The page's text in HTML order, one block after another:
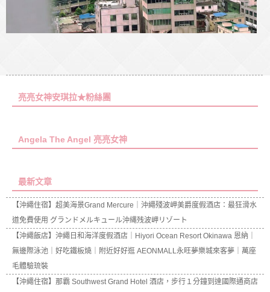
亮亮女神安琪拉★粉絲團
Angela The Angel 亮亮女神
最新文章
【沖繩住宿】超美海景Grand Mercure｜沖繩殘波岬美爵度假酒店：最狂滑水
道免費使用 グランドメルキュール沖縄残波岬リゾート
【沖繩飯店】沖繩日和海洋度假酒店｜Hiyori Ocean Resort Okinawa 恩納｜
無邊際泳池｜好吃鐵板燒｜附近好好逛 AEONMALL永旺夢樂城來客夢｜萬座
毛體驗琉裝
【沖繩住宿】那霸 Southwest Grand Hotel 酒店，步行１分鐘到達國際通商店